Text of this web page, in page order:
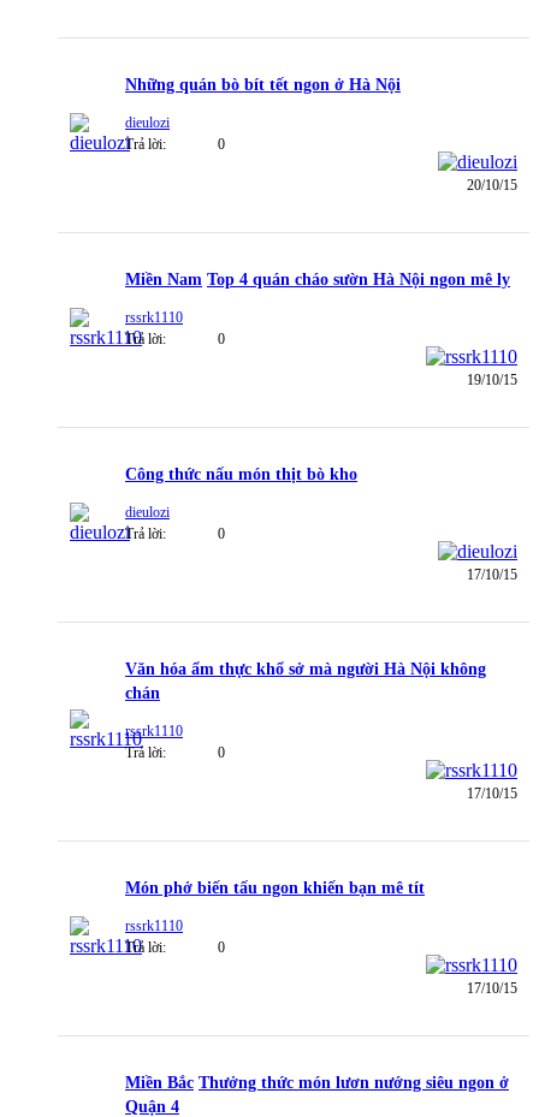
Những quán bò bít tết ngon ở Hà Nội
dieulozi
Trả lời:
0
20/10/15
Miền Nam Top 4 quán cháo sườn Hà Nội ngon mê ly
rssrk1110
Trả lời:
0
19/10/15
Công thức nấu món thịt bò kho
dieulozi
Trả lời:
0
17/10/15
Văn hóa ẩm thực khổ sở mà người Hà Nội không
chán
rssrk1110
Trả lời:
0
17/10/15
Món phở biến tấu ngon khiến bạn mê tít
rssrk1110
Trả lời:
0
17/10/15
Miền Bắc Thưởng thức món lươn nướng siêu ngon ở
Quận 4